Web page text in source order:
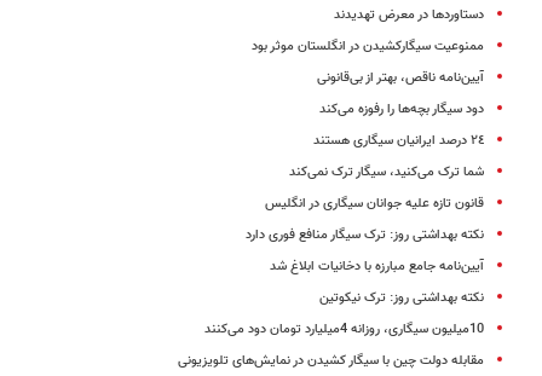
دستاوردها در معرض تهدیدند
ممنوعیت سیگارکشیدن در انگلستان موثر بود
آیین‌نامه ناقص، بهتر از بی‌قانونی
دود سیگار بچه‌ها را رفوزه می‌کند
‌٢٤ درصد ایرانیان سیگاری هستند
شما ترک می‌کنید، سیگار ترک نمی‌کند
قانون تازه علیه جوانان سیگاری در انگلیس
نکته بهداشتی روز: ترک سیگار منافع فوری دارد
آیین‌نامه جامع مبارزه با دخانیات ابلاغ شد
نکته بهداشتی روز: ترک نیکوتین
10میلیون سیگاری، روزانه 4میلیارد تومان دود می‌کنند
مقابله دولت چین با سیگار کشیدن در نمایش‌های تلویزیونی